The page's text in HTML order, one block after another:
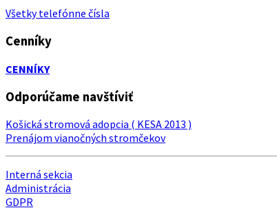
Všetky telefónne čísla
Cenníky
CENNÍKY
Odporúčame navštíviť
Košická stromová adopcia ( KESA 2013 )
Prenájom vianočných stromčekov
Interná sekcia
Administrácia
GDPR